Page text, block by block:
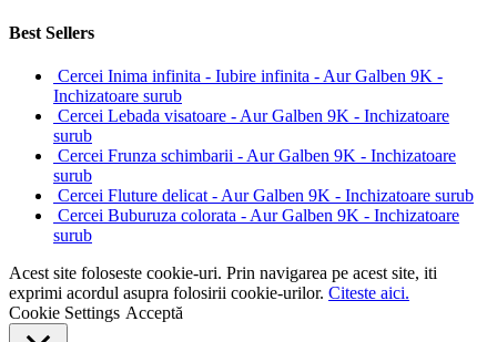
Best Sellers
Cercei Inima infinita - Iubire infinita - Aur Galben 9K -
Inchizatoare surub
Cercei Lebada visatoare - Aur Galben 9K - Inchizatoare
surub
Cercei Frunza schimbarii - Aur Galben 9K - Inchizatoare
surub
Cercei Fluture delicat - Aur Galben 9K - Inchizatoare surub
Cercei Buburuza colorata - Aur Galben 9K - Inchizatoare
surub
Acest site foloseste cookie-uri. Prin navigarea pe acest site, iti
exprimi acordul asupra folosirii cookie-urilor. Citeste aici.
Cookie Settings Acceptă